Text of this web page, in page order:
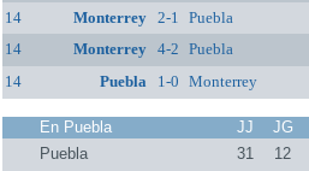
14
Monterrey 2-1 Puebla
14
Monterrey 4-2 Puebla
14
Puebla 1-0 Monterrey
En Puebla JJ JG
Puebla
31 12